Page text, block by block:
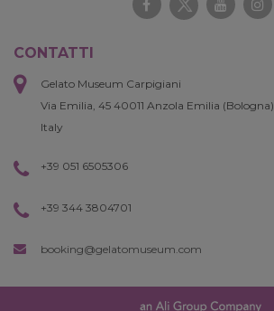
CONTATTI
Gelato Museum Carpigiani
Via Emilia, 45 40011 Anzola Emilia (Bologna)
Italy
+39 051 6505306
+39 344 3804701
booking@gelatomuseum.com